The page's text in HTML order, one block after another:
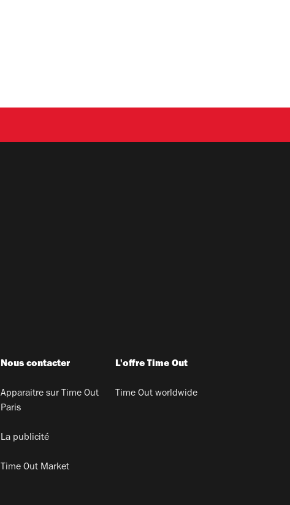
Nous contacter
Apparaitre sur Time Out
Paris
La publicité
Time Out Market
L'offre Time Out
Time Out worldwide